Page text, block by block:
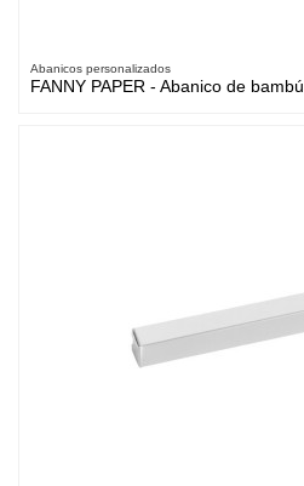
Abanicos personalizados
FANNY PAPER - Abanico de bambú